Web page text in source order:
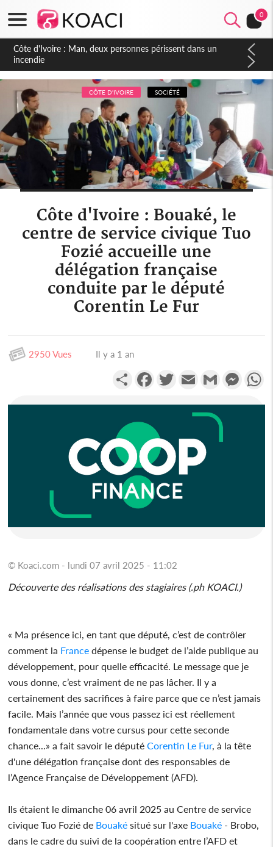
0
Côte d'Ivoire : Séileu, la célébration de la fête nationale
transformée en vaste campagne contre les produits
dépigmentants dangereux
CÔTE D'IVOIRE SOCIÉTÉ
Côte d'Ivoire : Bouaké, le
centre de service civique Tuo
Fozié accueille une
délégation française
conduite par le député
Corentin Le Fur
2950 Vues Il y a 1 an
PartagerFacebookTwitterEmail Gmail
© Koaci.com - lundi 07 avril 2025 - 11:02
Découverte des réalisations des stagiaires (.ph KOACI.)
« Ma présence ici, en tant que député, c’est de contrôler
comment la France dépense le budget de l’aide publique au
développement, pour quelle efficacité. Le message que je
vous donne, c’est vraiment de ne pas lâcher. Il y a
certainement des sacrifices à faire parce que ce n’est jamais
facile. Mais l’année que vous passez ici est réellement
fondamentale dans votre cursus pour cette seconde
chance...» a fait savoir le député Corentin Le Fur, à la tête
d'une délégation française dont des responsables de
l’Agence Française de Développement (AFD).
Ils étaient le dimanche 06 avril 2025 au Centre de service
civique Tuo Fozié de Bouaké situé sur l'axe Bouaké - Brobo,
dans le cadre du suivi de la coopération entre l’AFD et